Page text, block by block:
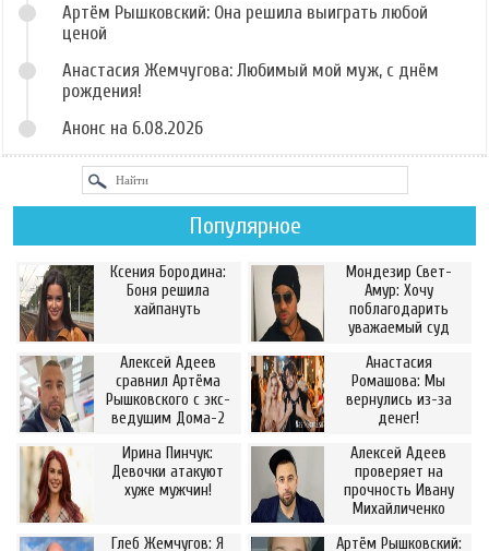
Артём Рышковский: Она решила выиграть любой
ценой
Анастасия Жемчугова: Любимый мой муж, с днём
рождения!
Анонс на 6.08.2026
Популярное
Ксения Бородина:
Боня решила
хайпануть
Мондезир Свет-
Амур: Хочу
поблагодарить
уважаемый суд
Алексей Адеев
сравнил Артёма
Рышковского с экс-
ведущим Дома-2
Анастасия
Ромашова: Мы
вернулись из-за
денег!
Ирина Пинчук:
Девочки атакуют
хуже мужчин!
Алексей Адеев
проверяет на
прочность Ивану
Михайличенко
Глеб Жемчугов: Я
Артём Рышковский: